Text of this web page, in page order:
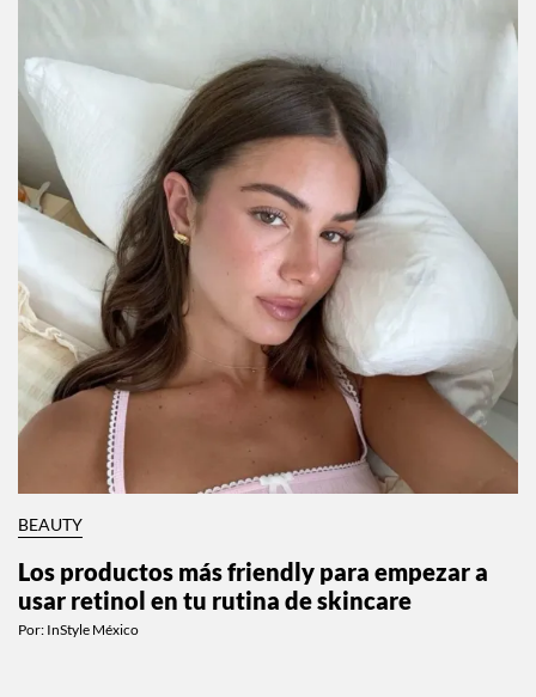
BEAUTY
Los productos más friendly para empezar a
usar retinol en tu rutina de skincare
Por: InStyle México